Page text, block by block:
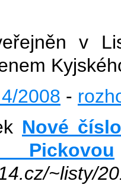
v
2008 -
Nové
~listy/